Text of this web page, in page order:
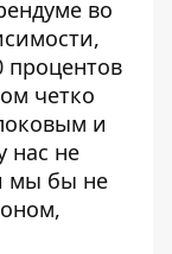
во
процентов
четко
и
нас не
мы бы не